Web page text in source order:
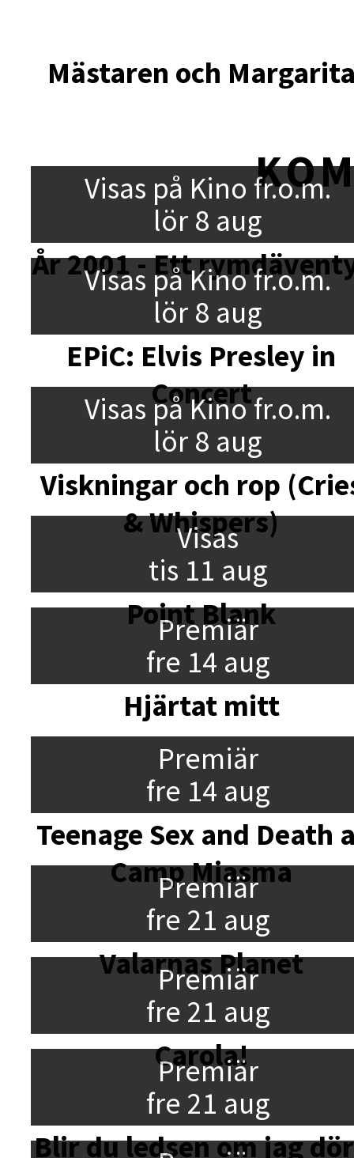
Mästaren och
Visas på Kino fr.o.m.
lör 8 aug
År 2001 - Ett
Visas på Kino fr.o.m.
lör 8 aug
EPiC: Elvis Presley in
Concert
Visas på Kino fr.o.m.
lör 8 aug
Viskningar och rop
& Whispers)
Visas
tis 11 aug
Point Blank
Premiär
fre 14 aug
Hjärtat mitt
Premiär
fre 14 aug
Teenage Sex and Death
Camp Miasma
Premiär
fre 21 aug
Valarnas Planet
Premiär
fre 21 aug
Carola!
Premiär
fre 21 aug
Blir du ledsen om jag